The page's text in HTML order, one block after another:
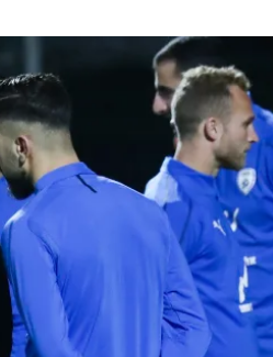
וזוכים בפרסים
אלקטרה
ספורט 1 – "מרלן"
ספורט 1
בני